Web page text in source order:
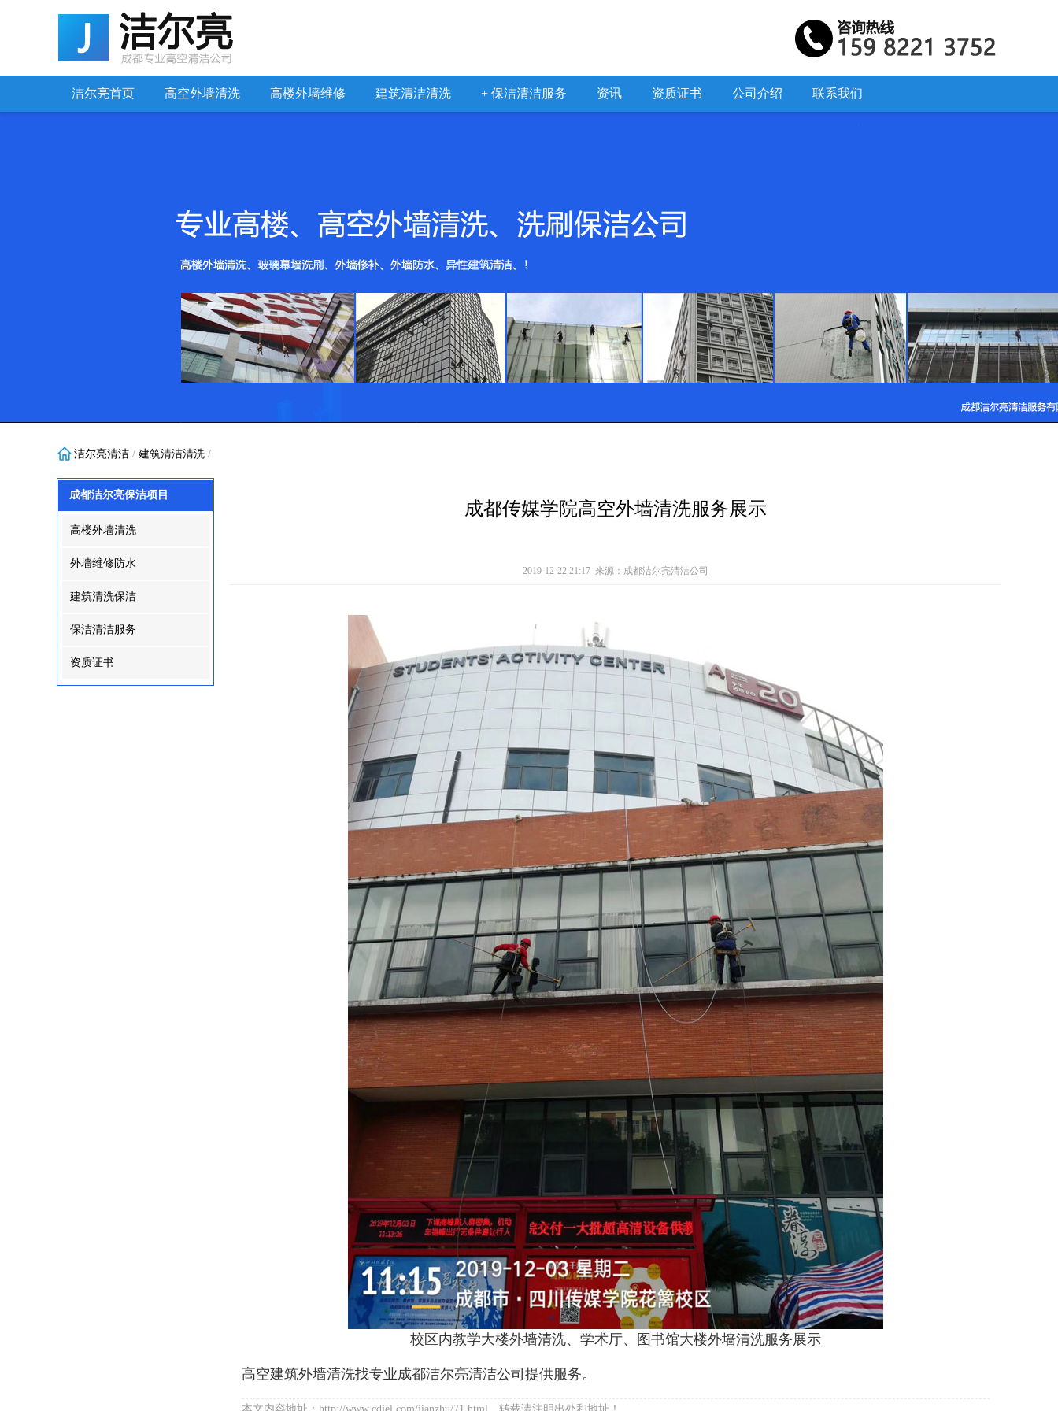
洁尔亮首页 高空外墙清洗 高楼外墙维修 建筑清洁清洗 + 保洁清洁服务 资讯 资质证书 公司介绍 联系我们
洁尔亮清洁 / 建筑清洁清洗 /
成都洁尔亮保洁项目
高楼外墙清洗
外墙维修防水
建筑清洗保洁
保洁清洁服务
资质证书
成都传媒学院高空外墙清洗服务展示
2019-12-22 21:17 来源：成都洁尔亮清洁公司
校区内教学大楼外墙清洗、学术厅、图书馆大楼外墙清洗服务展示
高空建筑外墙清洗找专业成都洁尔亮清洁公司提供服务。